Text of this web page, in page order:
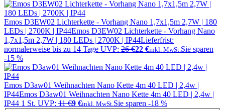
Emos D3EW02 Lichterkette - Vorhang Nano 1,7x1,5m 2,7W | 180
LEDs | 2700K | IP44Emos D3EW02 Lichterkette - Vorhang Nano
1,7x1,5m 2,7W | 180 LEDs | 2700K | IP44Lieferfrist:
normalerweise bis zu 14 Tage UVP: 26 €22 €inkl. MwSt.Sie sparen
-15 %
Emos D3aw01 Weihnachten Nano Kette 4m 40 LED | 2,4w |
IP44Emos D3aw01 Weihnachten Nano Kette 4m 40 LED | 2,4w |
IP44 1 St. UVP: 11 €9 €inkl. MwSt.Sie sparen -18 %